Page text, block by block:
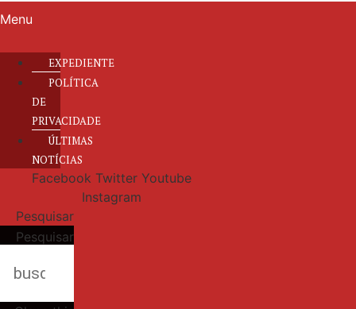
Menu
EXPEDIENTE
POLÍTICA
DE
PRIVACIDADE
ÚLTIMAS
NOTÍCIAS
Facebook Twitter Youtube
Instagram
Pesquisar
Pesquisar